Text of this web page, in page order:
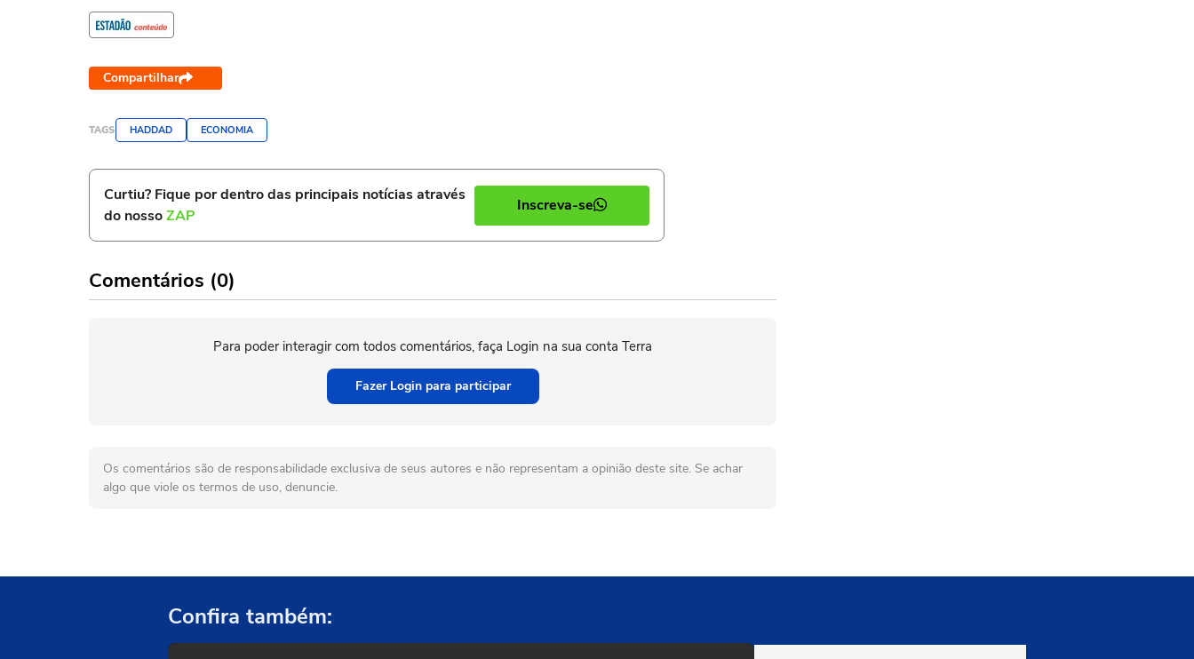
Compartilhar
TAGS HADDAD ECONOMIA
Curtiu? Fique por dentro das principais notícias através
do nossoZAP
Inscreva-se
Comentários (0)
Para poder interagir com todos comentários, faça Login na sua conta Terra
Fazer Login para participar
Os comentários são de responsabilidade exclusiva de seus autores e não representam a opinião deste site. Se achar
algo que viole os termos de uso, denuncie.
Confira também: